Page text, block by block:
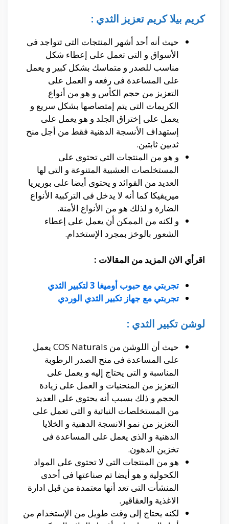
كريم بيلا كريم تعزيز الثدي :
حيث أنه أحد أشهر المنتجات التى تتواجد فى
الأسواق و التى تعمل على إعطاء شكل
مناسب للصدر و متماسك بشكل كبير و يعمل
على المساعدة فى رفعه و العمل على
التعزيز من حجم الكأس و هو من أنواع
الكريمات التى يتم إمتصاصها بشكل سريع و
يعمل على إختراق الجلد و هو يعمل على
إستهداف الأنسجة الدهنية فقط من أجل منح
ثديين ثابتين.
و هو من المنتجات التى تحتوى على
المستخلصات العشبية المتنوعة و التى لها
العديد من الفوائد و يحتوى أيضا على بوريريا
ميريفيكا كما أنه لا يدخل فى التركبية الأنواع
الضارة و لذلك هو من الأنواع الأمنة.
و لكنه من الممكن أن يعمل على إعطاء
الشعور بالوخز بمجرد الإستخدام.
اقرأي الان المزيد من المقالات :
تجربتي مع حبوب أوميغا 3 لتكبير الثدي
تجربتي مع جهاز تكبير الثدي الوردي
لوشن تكبير الثدي :
حيث أن اللوشن من COS Naturals يعمل
على المساعدة فى منح الصدر الرطوبة
المناسبة و التى يحتاج إليه و يعمل على
التعزيز من المنحنيات و العمل على زيادة
الحجم و ذلك بسبب أنه يحتوى على العديد
من المستخلصات النباتية و التى تعمل على
التعزيز من نمو الانسجة الدهنية و الخلايا
الدهنية و الذى يعمل على المساعدة فى
تخزين الدهون.
هو من المنتجات التى لا تحتوى على المواد
الكحولية و هو أيضا تم صناعتها فى أحدى
المنشأت التى تعد أنها معتمدة من قبل ادارة
الاغذية والعقاقير.
لكنه يحتاج إلى وقت طويل من الإستخدام من